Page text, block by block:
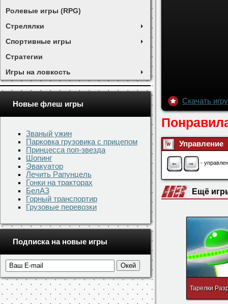
Ролевые игры (RPG)
Стрелялки
Спортивные игры
Стратегии
Игры на ловкость
Новые флеш игры
Званый ужин
Парковка грузовика с прицепом
Принцесса поп-звезда
Шопинг
Эвакуатор
Лечить Рапунцель
Гонки на тракторах
БелАЗ
Горный транспортир
Грузовые перевозки
Подписка на новые игры
Скачать
Ещё